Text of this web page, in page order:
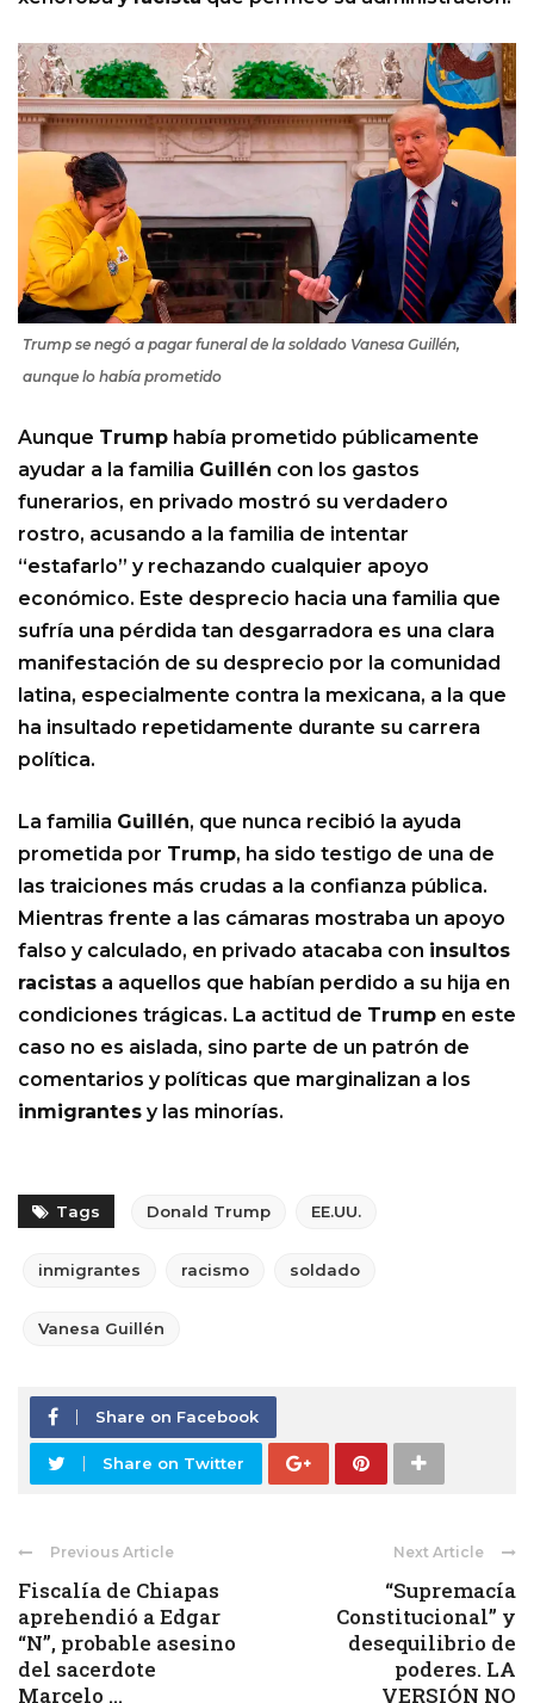
Trump se negó a pagar funeral de la soldado Vanesa Guillén,
aunque lo había prometido
Aunque Trump había prometido públicamente
ayudar a la familia Guillén con los gastos
funerarios, en privado mostró su verdadero
rostro, acusando a la familia de intentar
“estafarlo” y rechazando cualquier apoyo
económico. Este desprecio hacia una familia que
sufría una pérdida tan desgarradora es una clara
manifestación de su desprecio por la comunidad
latina, especialmente contra la mexicana, a la que
ha insultado repetidamente durante su carrera
política.
La familia Guillén, que nunca recibió la ayuda
prometida por Trump, ha sido testigo de una de
las traiciones más crudas a la confianza pública.
Mientras frente a las cámaras mostraba un apoyo
falso y calculado, en privado atacaba con insultos
racistas a aquellos que habían perdido a su hija en
condiciones trágicas. La actitud de Trump en este
caso no es aislada, sino parte de un patrón de
comentarios y políticas que marginalizan a los
inmigrantes y las minorías.
Tags Donald Trump EE.UU.
inmigrantes racismo soldado
Vanesa Guillén
Share on Facebook
Share on Twitter
Previous Article
Fiscalía de Chiapas
aprehendió a Edgar
“N”, probable asesino
del sacerdote
Marcelo ...
Next Article
“Supremacía
Constitucional” y
desequilibrio de
poderes. LA
VERSIÓN NO